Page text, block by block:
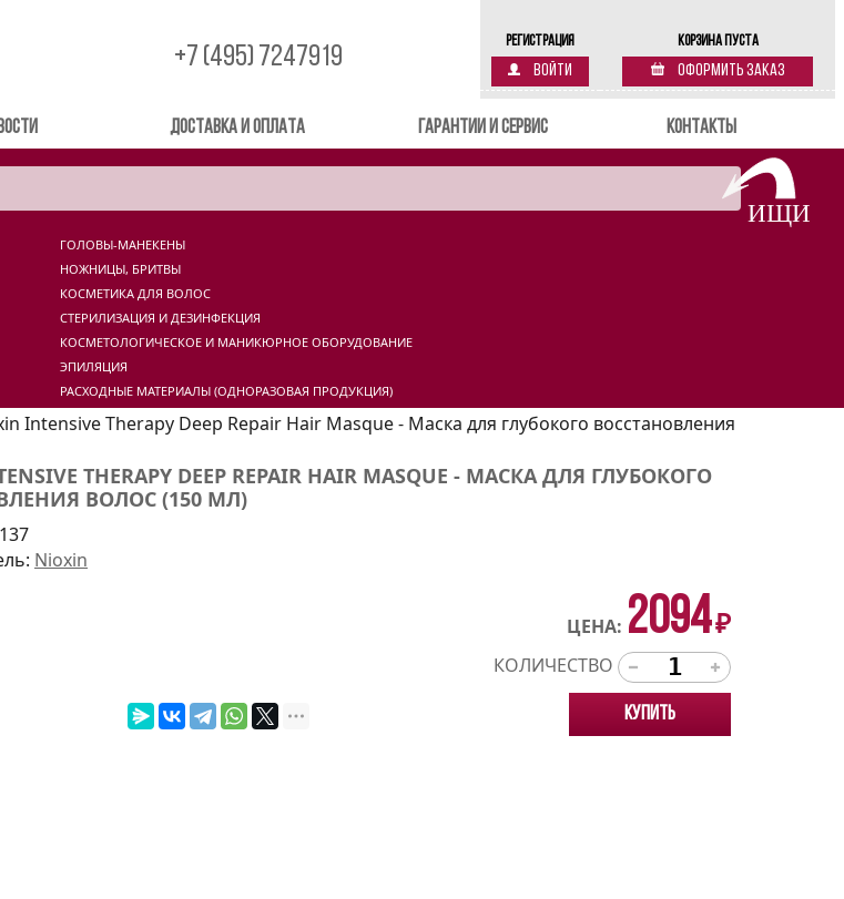
Регистрация
Войти
Корзина пуста
Оформить заказ
+7 (495) 7247919
Доставка и оплата Гарантии и сервис Контакты
ГОЛОВЫ-МАНЕКЕНЫ
НОЖНИЦЫ, БРИТВЫ
КОСМЕТИКА ДЛЯ ВОЛОС
СТЕРИЛИЗАЦИЯ И ДЕЗИНФЕКЦИЯ
КОСМЕТОЛОГИЧЕСКОЕ И МАНИКЮРНОЕ ОБОРУДОВАНИЕ
ЭПИЛЯЦИЯ
РАСХОДНЫЕ МАТЕРИАЛЫ (ОДНОРАЗОВАЯ ПРОДУКЦИЯ)
Intensive Therapy Deep Repair Hair Masque - Маска для глубокого восстановления
THERAPY DEEP REPAIR HAIR MASQUE - МАСКА ДЛЯ ГЛУБОКОГО
ВОЛОС (150 МЛ)
Nioxin
ЦЕНА: 2094₽
КОЛИЧЕСТВО
Купить